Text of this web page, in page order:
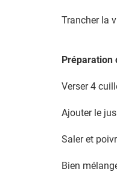
Trancher la
Préparation
Verser 4
Ajouter le
Saler et
Bien